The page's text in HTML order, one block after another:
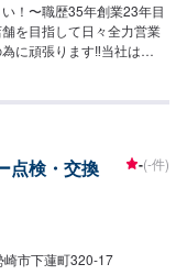
！〜職歴35年創業23年目
を目指して日々全力営業
に頑張ります‼当社は
詳細をオファー送信時に
無料で行っております。有
営業時間>定休日：月曜
点検・交換 -(-件)
崎市下蓮町320-17